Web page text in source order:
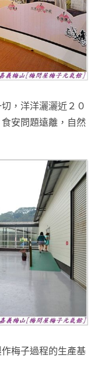
，洋洋灑灑近２０
食安問題遠離， 自然
梅子過程的生產基